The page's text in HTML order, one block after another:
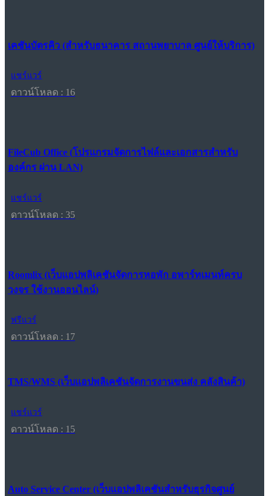
เคชันบัตรคิว (สำหรับธนาคาร สถานพยาบาล ศูนย์ให้บริการ)
แชร์แวร์
ดาวน์โหลด : 16
FileCub Office (โปรแกรมจัดการไฟล์และเอกสารสำหรับ
องค์กร ผ่าน LAN)
แชร์แวร์
ดาวน์โหลด : 35
Roomlix (เว็บแอปพลิเคชันจัดการหอพัก อพาร์ทเมนท์ครบ
วงจร ใช้งานออนไลน์)
ฟรีแวร์
ดาวน์โหลด : 17
TMS/WMS (เว็บแอปพลิเคชันจัดการงานขนส่ง คลังสินค้า)
แชร์แวร์
ดาวน์โหลด : 15
Auto Service Center (เว็บแอปพลิเคชันสำหรับธุรกิจศูนย์